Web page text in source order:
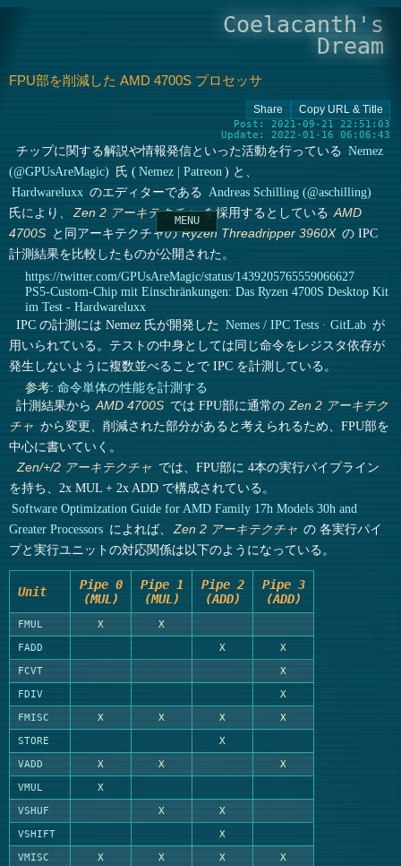
Coelacanth's
Dream
FPU部を削減した AMD 4700S プロセッサ
Post: 2021-09-21 22:51:03
Update: 2022-01-16 06:06:43
チップに関する解説や情報発信といった活動を行っている Nemez
(@GPUsAreMagic) 氏 ( Nemez | Patreon ) と、
Hardwareluxx のエディターである Andreas Schilling (@aschilling)
氏により、
Zen 2 アーキテクチャを採用するとしている AMD
4700S と同アーキテクチャのRyzen Threadripper 3960X の IPC
計測結果を比較したものが公開された。
https://twitter.com/GPUsAreMagic/status/1439205765559066627
PS5-Custom-Chip mit Einschränkungen: Das Ryzen 4700S Desktop Kit
im Test - Hardwareluxx
IPC の計測には Nemez 氏が開発した Nemes / IPC Tests · GitLab が
用いられている。テストの中身としては同じ命令をレジスタ依存が
発生しないように複数並べることで IPC を計測している。
参考: 命令単体の性能を計測する
計測結果から AMD 4700S では FPU部に通常の Zen 2 アーキテク
チャ から変更、削減された部分があると考えられるため、FPU部を
中心に書いていく。
Zen/+/2 アーキテクチャ では、FPU部に 4本の実行パイプライン
を持ち、2x MUL + 2x ADD で構成されている。
Software Optimization Guide for AMD Family 17h Models 30h and
Greater Processors によれば、 Zen 2 アーキテクチャ の 各実行パイ
プと実行ユニットの対応関係は以下のようになっている。
Unit
Pipe 0
(MUL)
Pipe 1
(MUL)
Pipe 2
(ADD)
Pipe 3
(ADD)
FMUL X
X
FADD
X
X
FCVT
X
FDIV
X
FMISC
X X X
X
STORE
X
VADD
X X
X
VMUL
X
VSHUF
X
X
VSHIFT
X
VMISC
X X X
X